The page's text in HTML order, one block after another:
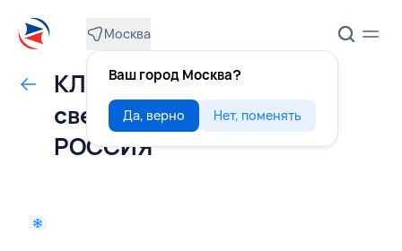
Москва
Ваш город Москва?
Да, верно Нет, поменять
КЛЮКВА лесная
свежемороженая 10 кг,
РОССИЯ